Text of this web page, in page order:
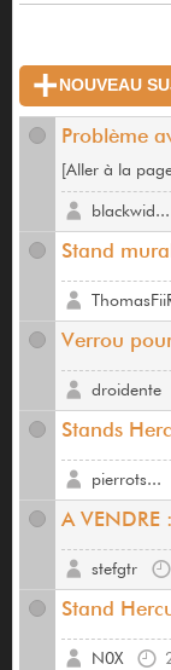
NOUVEAU
Problème
[Aller à la
blackwid...
Stand
Verrou
droidente
Stands
pierrots...
A VENDRE
stefgtr
Stand
N0X